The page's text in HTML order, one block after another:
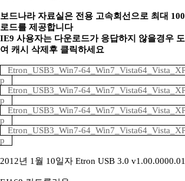
보드나라 자료실은 전용 고속회선으로 최대
로드를 제공합니다
IE9 사용자는 다운로드가 응답하지 않을경우
여 캐시 삭제후 클릭하세요
Etron_USB3_Win7-
p
Etron_USB3_Win7-
p
Etron_USB3_Win7-
p
Etron_USB3_Win7-
p
2012년 1월 10일자 Etron USB 3.0